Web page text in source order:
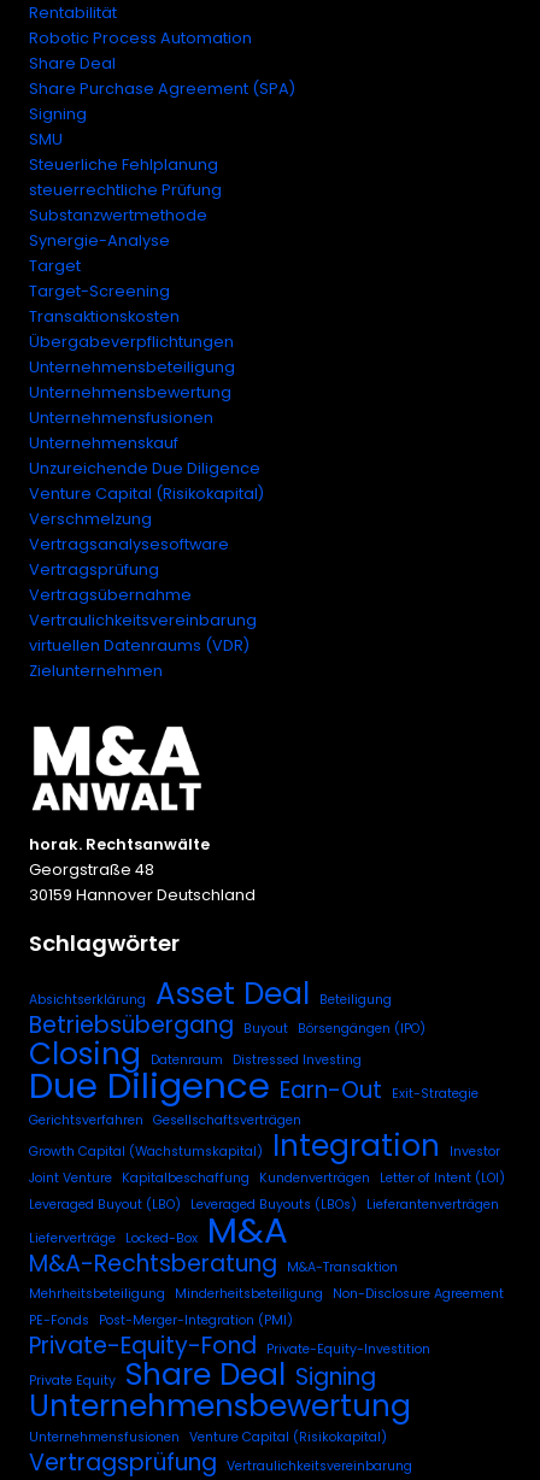
Rentabilität
Robotic Process Automation
Share Deal
Share Purchase Agreement (SPA)
Signing
SMU
Steuerliche Fehlplanung
steuerrechtliche Prüfung
Substanzwertmethode
Synergie-Analyse
Target
Target-Screening
Transaktionskosten
Übergabeverpflichtungen
Unternehmensbeteiligung
Unternehmensbewertung
Unternehmensfusionen
Unternehmenskauf
Unzureichende Due Diligence
Venture Capital (Risikokapital)
Verschmelzung
Vertragsanalysesoftware
Vertragsprüfung
Vertragsübernahme
Vertraulichkeitsvereinbarung
virtuellen Datenraums (VDR)
Zielunternehmen
horak. Rechtsanwälte
Georgstraße 48
30159 Hannover Deutschland
Schlagwörter
Absichtserklärung Asset Deal Beteiligung
Betriebsübergang Buyout Börsengängen (IPO)
Closing Datenraum Distressed Investing
Due Diligence Earn-Out
Exit-Strategie
Gerichtsverfahren Gesellschaftsverträgen
Growth Capital (Wachstumskapital)
Integration
Investor
Joint Venture Kapitalbeschaffung Kundenverträgen
Letter of Intent (LOI)
Leveraged Buyout (LBO)
Leveraged Buyouts (LBOs)
Lieferantenverträgen
Lieferverträge Locked-Box M&A
M&A-Rechtsberatung
M&A-Transaktion
Mehrheitsbeteiligung
Minderheitsbeteiligung
Non-Disclosure Agreement
PE-Fonds
Post-Merger-Integration (PMI)
Private-Equity-Fond
Private-Equity-Investition
Private Equity Share Deal Signing
Unternehmensbewertung
Unternehmensfusionen Venture Capital (Risikokapital)
Vertragsprüfung Vertraulichkeitsvereinbarung